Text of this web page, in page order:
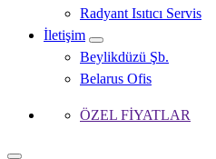
Radyant Isıtıcı Servis
İletişim
Beylikdüzü Şb.
Belarus Ofis
ÖZEL FİYATLAR